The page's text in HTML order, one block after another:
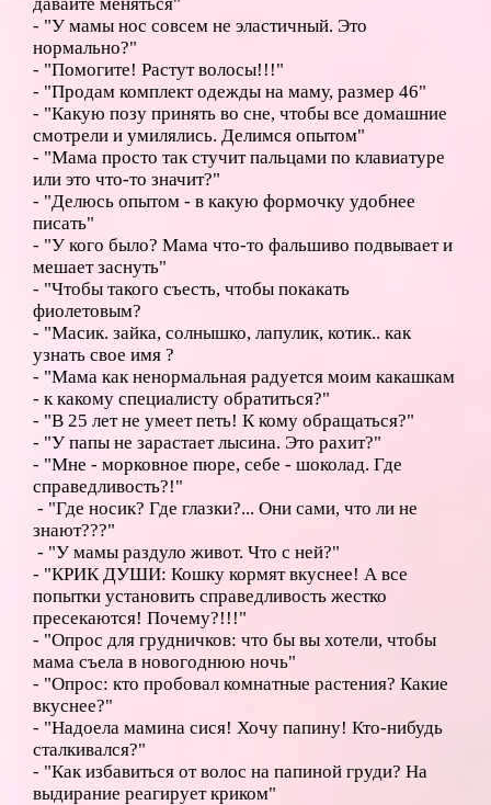
- "У мамы нос совсем не эластичный. Это
нормально?"
- "Помогите! Растут волосы!!!"
- "Продам комплект одежды на маму, размер 46"
- "Какую позу принять во сне, чтобы все домашние
смотрели и умилялись. Делимся опытом"
- "Мама просто так стучит пальцами по клавиатуре
или это что-то значит?"
- "Делюсь опытом - в какую формочку удобнее
писать"
- "У кого было? Мама что-то фальшиво подвывает и
мешает заснуть"
- "Чтобы такого съесть, чтобы покакать
фиолетовым?
- "Масик. зайка, солнышко, лапулик, котик.. как
узнать свое имя ?
- "Мама как ненормальная радуется моим какашкам
- к какому специалисту обратиться?"
- "В 25 лет не умеет петь! К кому обращаться?"
- "У папы не зарастает лысина. Это рахит?"
- "Мне - морковное пюре, себе - шоколад. Где
справедливость?!"
- "Где носик? Где глазки?... Они сами, что ли не
знают???"
- "У мамы раздуло живот. Что с ней?"
- "КРИК ДУШИ: Кошку кормят вкуснее! А все
попытки установить справедливость жестко
пресекаются! Почему?!!!"
- "Опрос для грудничков: что бы вы хотели, чтобы
мама съела в новогоднюю ночь"
- "Опрос: кто пробовал комнатные растения? Какие
вкуснее?"
- "Надоела мамина сися! Хочу папину! Кто-нибудь
сталкивался?"
- "Как избавиться от волос на папиной груди? На
выдирание реагирует криком"